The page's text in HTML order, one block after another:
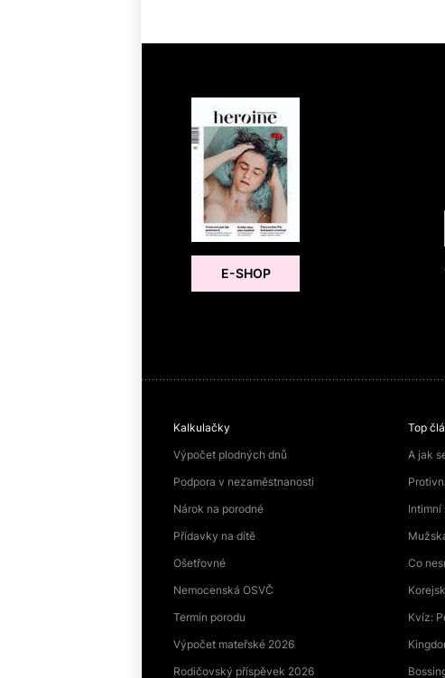
E-SHOP
Kalkulačky
Výpočet plodných dnů
Podpora v nezaměstnanosti
Nárok na porodné
Přídavky na dítě
Ošetřovné
Nemocenská OSVČ
Termín porodu
Výpočet mateřské 2026
Rodičovský příspěvek 2026
Top
A jak
Intimní
Co
Kvíz: